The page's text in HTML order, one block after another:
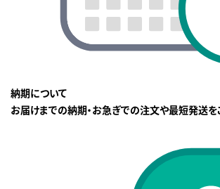
納期について
お届けまでの納期・お急ぎでの注文や最短発送